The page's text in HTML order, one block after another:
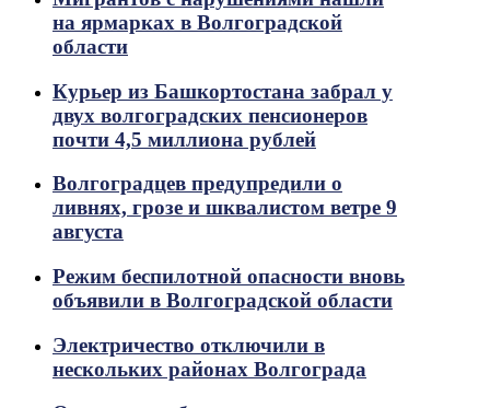
на ярмарках в Волгоградской
области
Курьер из Башкортостана забрал у
двух волгоградских пенсионеров
почти 4,5 миллиона рублей
Волгоградцев предупредили о
ливнях, грозе и шквалистом ветре 9
августа
Режим беспилотной опасности вновь
объявили в Волгоградской области
Электричество отключили в
нескольких районах Волгограда